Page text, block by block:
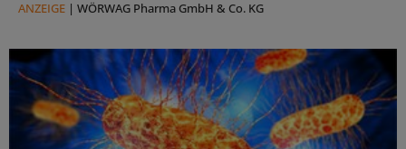
ANZEIGE | WÖRWAG Pharma GmbH & Co. KG